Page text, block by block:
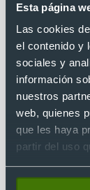
Esta página
Las cookies
el contenido y
sociales y
información
nuestros
web, quienes
que les haya
partir del uso
playa
28cm
Abanicos